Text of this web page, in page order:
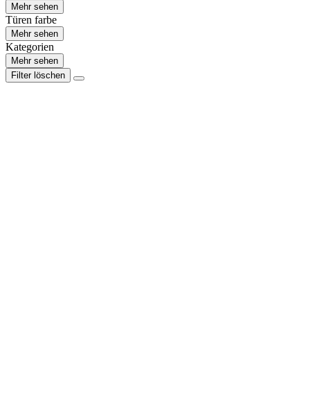
Mehr sehen
Türen farbe
Mehr sehen
Kategorien
Mehr sehen
Filter löschen